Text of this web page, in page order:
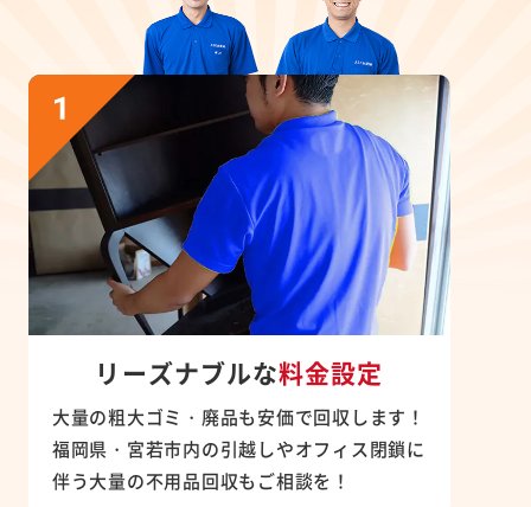
リーズナブルな料金設定
大量の粗大ゴミ・廃品も安価で回収します！
福岡県・宮若市内の引越しやオフィス閉鎖に
伴う大量の不用品回収もご相談を！